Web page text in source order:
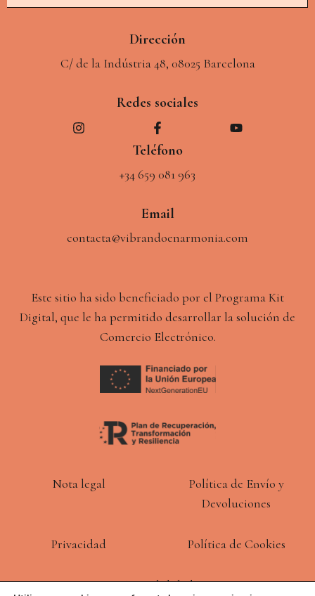
Dirección
C/ de la Indústria 48, 08025 Barcelona
Redes sociales
Teléfono
+34 659 081 963
Email
contacta@vibrandoenarmonia.com
Este sitio ha sido beneficiado por el Programa Kit
Digital, que le ha permitido desarrollar la solución de
Comercio Electrónico.
Nota legal
Política de Envío y
Devoluciones
Privacidad Política de Cookies
Accesibilidad